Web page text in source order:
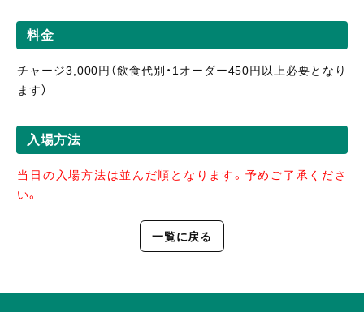
料金
チャージ3,000円（飲食代別・1オーダー450円以上必要となり
ます）
入場方法
当日の入場方法は並んだ順となります。予めご了承くださ
い。
一覧に戻る